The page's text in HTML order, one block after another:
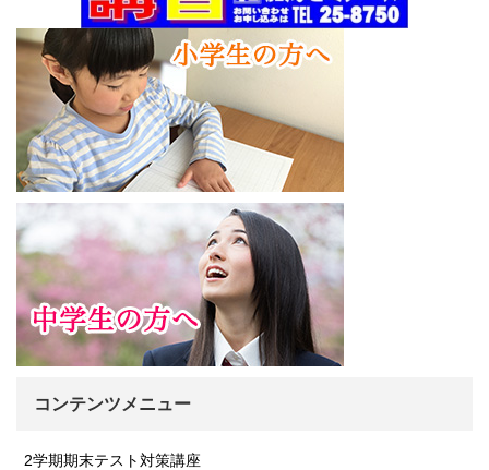
コンテンツメニュー
2学期期末テスト対策講座